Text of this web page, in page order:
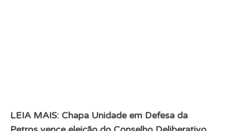
LEIA MAIS: Chapa Unidade em Defesa da